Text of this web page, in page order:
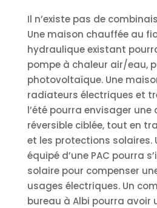
Il n’existe pas de
Une maison chauffée au
hydraulique existant
pompe à chaleur air/eau,
photovoltaïque. Une
radiateurs électriques et
l’été pourra envisager
réversible ciblée, tout en
et les protections solaires.
équipé d’une PAC pourra
solaire pour compenser
usages électriques. Un
bureau à Albi pourra avoir